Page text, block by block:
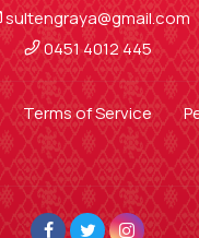
sultengraya@gmail.com
0451 4012 445
Terms of Service